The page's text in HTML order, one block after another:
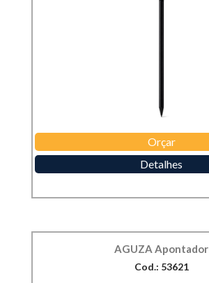
Orçar
Detalhes
AGUZA Apontador
Cod.: 53621